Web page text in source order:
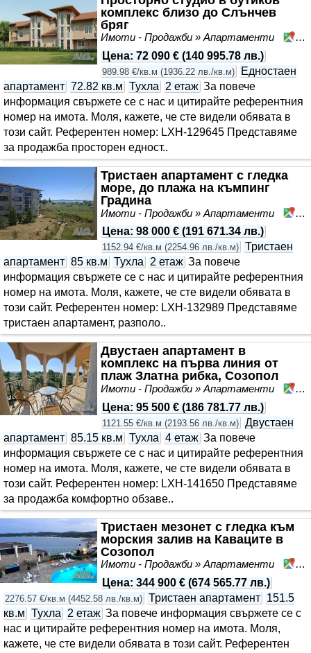
комплекс близо до Слънчев
бряг
Имоти - Продажби » Апартаменти
Цена: 72 090 € (140 995.78 лв.)
989.98 €/кв.м (1936.22 лв./кв.м)
Едностаен
апартамент 72.82 кв.м Тухла 2 етаж За повече
информация свържете се с нас и цитирайте референтния
номер на имота. Моля, кажете, че сте видeли обявата в
този сайт. Референтен номер: LXH-129645 Представяме
за продажба просторен едност..
Тристаен апартамент с гледка
море, до плажа на къмпинг
Градина
Имоти - Продажби » Апартаменти
Цена: 98 000 € (191 671.34 лв.)
1152.94 €/кв.м (2254.96 лв./кв.м) Тристаен
апартамент 85 кв.м Тухла 2 етаж За повече
информация свържете се с нас и цитирайте референтния
номер на имота. Моля, кажете, че сте видeли обявата в
този сайт. Референтен номер: LXH-132989 Представяме
тристаен апартамент, разполо..
Двустаен апартамент в
комплекс на първа линия от
плаж Златна рибка, Созопол
Имоти - Продажби » Апартаменти
Цена: 95 500 € (186 781.77 лв.)
1121.55 €/кв.м (2193.56 лв./кв.м) Двустаен
апартамент 85.15 кв.м Тухла 4 етаж За повече
информация свържете се с нас и цитирайте референтния
номер на имота. Моля, кажете, че сте видeли обявата в
този сайт. Референтен номер: LXH-141650 Представяме
за продажба комфортно обзаве..
Тристаен мезонет с гледка към
морския залив на Каваците в
Созопол
Имоти - Продажби » Апартаменти
Цена: 344 900 € (674 565.77 лв.)
2276.57 €/кв.м (4452.58 лв./кв.м) Тристаен апартамент 151.5
кв.м Тухла 2 етаж За повече информация свържете се с
нас и цитирайте референтния номер на имота. Моля,
кажете, че сте видeли обявата в този сайт. Референтен